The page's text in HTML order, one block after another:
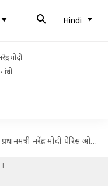
Hindi
मोदी
मोदी पेरिस ओलंपिक में भाग लेने वाले भारतीय दल से मिलेंगे